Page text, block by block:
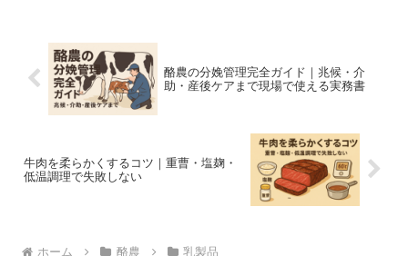
酪農の分娩管理完全ガイド｜兆候・介
助・産後ケアまで現場で使える実務書
牛肉を柔らかくするコツ｜重曹・塩麹・
低温調理で失敗しない
ホーム 酪農 乳製品